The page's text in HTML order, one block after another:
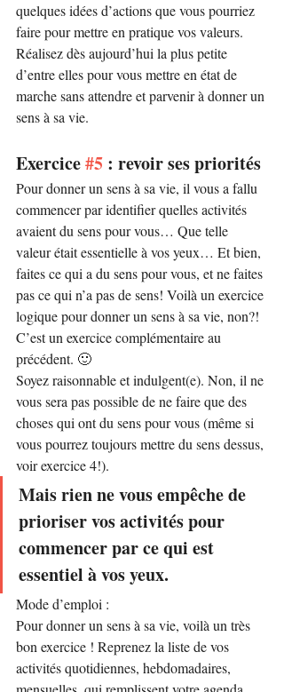
quelques idées d’actions que vous pourriez
faire pour mettre en pratique vos valeurs.
Réalisez dès aujourd’hui la plus petite
d’entre elles pour vous mettre en état de
marche sans attendre et parvenir à donner un
sens à sa vie.
Exercice #5 : revoir ses priorités
Pour donner un sens à sa vie, il vous a fallu
commencer par identifier quelles activités
avaient du sens pour vous… Que telle
valeur était essentielle à vos yeux… Et bien,
faites ce qui a du sens pour vous, et ne faites
pas ce qui n’a pas de sens! Voilà un exercice
logique pour donner un sens à sa vie, non?!
C’est un exercice complémentaire au
précédent. 🙂
Soyez raisonnable et indulgent(e). Non, il ne
vous sera pas possible de ne faire que des
choses qui ont du sens pour vous (même si
vous pourrez toujours mettre du sens dessus,
voir exercice 4!).
Mais rien ne vous empêche de
prioriser vos activités pour
commencer par ce qui est
essentiel à vos yeux.
Mode d’emploi :
Pour donner un sens à sa vie, voilà un très
bon exercice ! Reprenez la liste de vos
activités quotidiennes, hebdomadaires,